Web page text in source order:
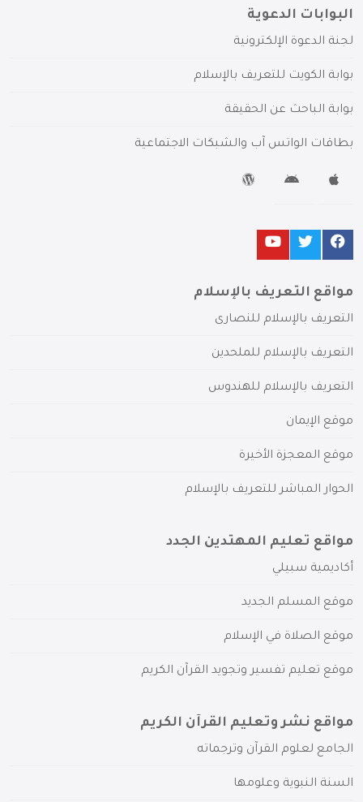
البوابات الدعوية
لجنة الدعوة الإلكترونية
بوابة الكويت للتعريف بالإسلام
بوابة الباحث عن الحقيقة
بطاقات الواتس آب والشبكات الاجتماعية
مواقع التعريف بالإسلام
التعريف بالإسلام للنصارى
التعريف بالإسلام للملحدين
التعريف بالإسلام للهندوس
موقع الإيمان
موقع المعجزة الأخيرة
الحوار المباشر للتعريف بالإسلام
مواقع تعليم المهتدين الجدد
أكاديمية سبيلي
موقع المسلم الجديد
موقع الصلاة في الإسلام
موقع تعليم تفسير وتجويد القرآن الكريم
مواقع نشر وتعليم القرآن الكريم
الجامع لعلوم القرآن وترجماته
السنة النبوية وعلومها